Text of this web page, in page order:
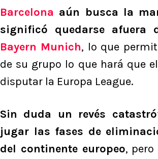
Barcelona aún busca la
significó quedarse afuera
Bayern Munich, lo que
de su grupo lo que hará que
disputar la Europa League.
Sin duda un revés
jugar las fases de
del continente europeo,